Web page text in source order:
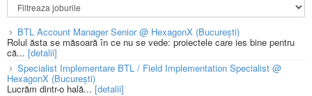
BTL Account Manager Senior @ HexagonX (București)
Rolul ăsta se măsoară în ce nu se vede: proiectele care ies bine pentru
că... [detalii]
Specialist Implementare BTL / Field Implementation Specialist @
HexagonX (București)
Lucrăm dintr-o hală...[detalii]